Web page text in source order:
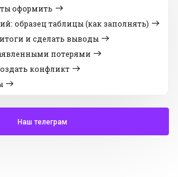
оформить
образец таблицы (как заполнять)
и сделать выводы
потерями
конфликт
Наш телеграм